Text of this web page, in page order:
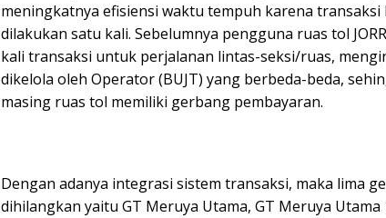
meningkatnya efisiensi waktu tempuh karena transaksi
dilakukan satu kali. Sebelumnya pengguna ruas tol
kali transaksi untuk perjalanan lintas-seksi/ruas,
dikelola oleh Operator (BUJT) yang berbeda-beda,
masing ruas tol memiliki gerbang pembayaran.
Dengan adanya integrasi sistem transaksi, maka lima
dihilangkan yaitu GT Meruya Utama, GT Meruya Utama